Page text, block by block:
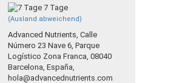
7 Tage
(Ausland abweichend)
Advanced Nutrients, Calle
Número 23 Nave 6, Parque
Logístico Zona Franca, 08040
Barcelona, España,
hola@advancednutrients.com